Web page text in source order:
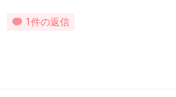
1件の返信